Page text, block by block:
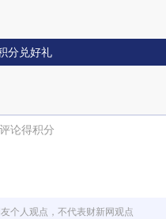
分兑好礼
论得积分
个人观点，不代表财新网观点